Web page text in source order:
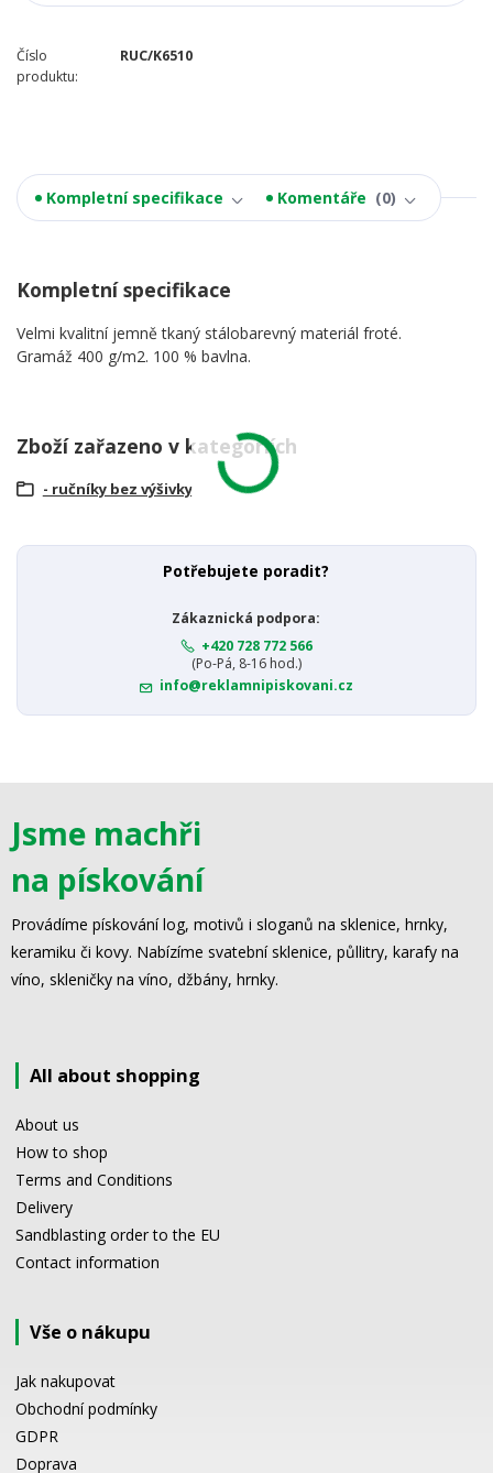
Číslo
produktu:
RUC/K6510
Kompletní specifikace Komentáře 0
Kompletní specifikace
Velmi kvalitní jemně tkaný stálobarevný materiál froté.
Gramáž 400 g/m2. 100 % bavlna.
Zboží zařazeno v kategoriích
- ručníky bez výšivky
Potřebujete poradit?
Zákaznická podpora:
+420 728 772 566
(Po-Pá, 8-16 hod.)
info@reklamnipiskovani.cz
Jsme machři
na pískování
Provádíme pískování log, motivů i sloganů na sklenice, hrnky,
keramiku či kovy. Nabízíme svatební sklenice, půllitry, karafy na
víno, skleničky na víno, džbány, hrnky.
All about shopping
About us
How to shop
Terms and Conditions
Delivery
Sandblasting order to the EU
Contact information
Vše o nákupu
Jak nakupovat
Obchodní podmínky
GDPR
Doprava